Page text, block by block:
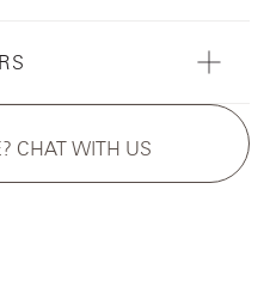
CHAT WITH US